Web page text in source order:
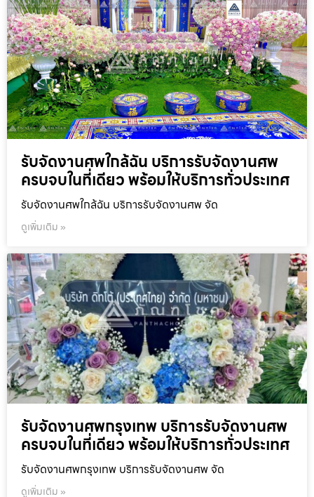
รับจัดงานศพใกล้ฉัน บริการรับจัดงานศพ
ครบจบในที่เดียว พร้อมให้บริการทั่วประเทศ
รับจัดงานศพใกล้ฉัน บริการรับจัดงานศพ จัด
ดูเพิ่มเติม »
รับจัดงานศพกรุงเทพ บริการรับจัดงานศพ
ครบจบในที่เดียว พร้อมให้บริการทั่วประเทศ
รับจัดงานศพกรุงเทพ บริการรับจัดงานศพ จัด
ดูเพิ่มเติม »